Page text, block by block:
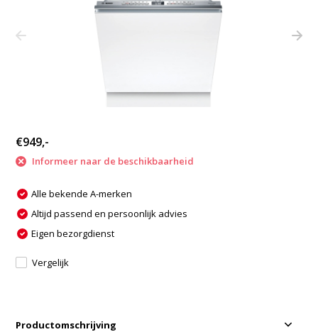
€949,-
Informeer naar de beschikbaarheid
Alle bekende A-merken
Altijd passend en persoonlijk advies
Eigen bezorgdienst
Vergelijk
Productomschrijving